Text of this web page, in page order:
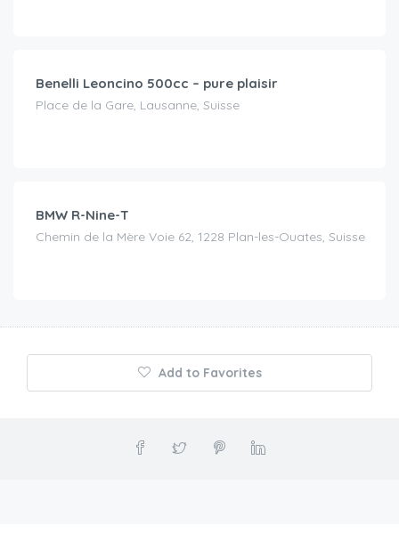
Benelli Leoncino 500cc – pure plaisir
Place de la Gare, Lausanne, Suisse
BMW R-Nine-T
Chemin de la Mère Voie 62, 1228 Plan-les-Ouates, Suisse
Add to Favorites